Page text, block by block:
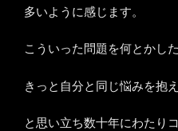
多いように感じます。
こういった問題を何とかし
きっと自分と同じ悩みを抱
と思い立ち数十年にわたり